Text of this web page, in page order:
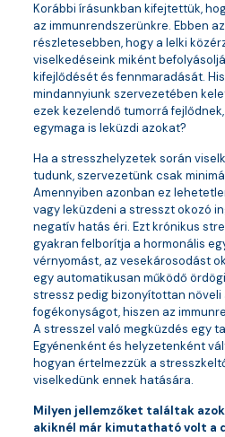
Korábbi írásunkban kifejtettük,
az immunrendszerünkre. Ebben
részletesebben, hogy a lelki
viselkedéseink miként
kifejlődését és fennmaradását.
mindannyiunk szervezetében
ezek kezelendő tumorrá
egymaga is leküzdi azokat?
Ha a stresszhelyzetek során
tudunk, szervezetünk csak
Amennyiben azonban ez
vagy leküzdeni a stresszt okozó
negatív hatás éri. Ezt krónikus
gyakran felborítja a hormonális
vérnyomást, az vesekárosodást
egy automatikusan működő
stressz pedig bizonyítottan
fogékonyságot, hiszen az
A stresszel való megküzdés egy
Egyénenként és helyzetenként
hogyan értelmezzük a
viselkedünk ennek hatására.
Milyen jellemzőket találtak
akiknél már kimutatható volt a